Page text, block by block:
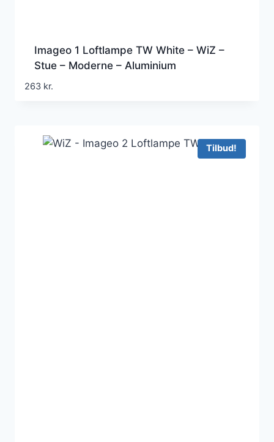
Imageo 1 Loftlampe TW White – WiZ –
Stue – Moderne – Aluminium
263 kr.
Tilbud!